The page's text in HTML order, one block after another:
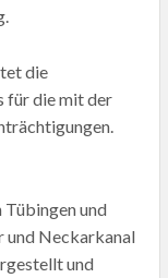
die
für die mit der
Tübingen und
und Neckarkanal
und